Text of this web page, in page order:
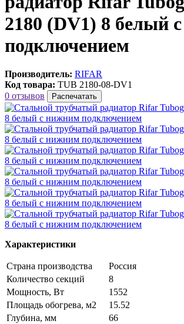
2180 (DV1) 8 белый
подключением
Производитель: RIFAR
Код товара: TUB 2180-08-DV1
0 отзывов
Распечатать
Характеристики
Страна производства
Россия
Количество секций
8
Мощность, Вт
1552
Площадь обогрева, м2
15.52
Глубина, мм
66